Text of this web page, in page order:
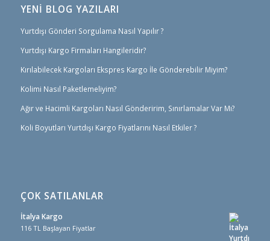
YENİ BLOG YAZILARI
Yurtdışı Gönderi Sorgulama Nasıl Yapılır ?
Yurtdışı Kargo Firmaları Hangileridir?
Kırılabilecek Kargoları Ekspres Kargo İle Gönderebilir Miyim?
Kolimi Nasıl Paketlemeliyim?
Ağır ve Hacimli Kargoları Nasıl Gönderirim, Sınırlamalar Var Mı?
Koli Boyutları Yurtdışı Kargo Fiyatlarını Nasıl Etkiler ?
ÇOK SATILANLAR
İtalya Kargo
116 TL Başlayan Fiyatlar